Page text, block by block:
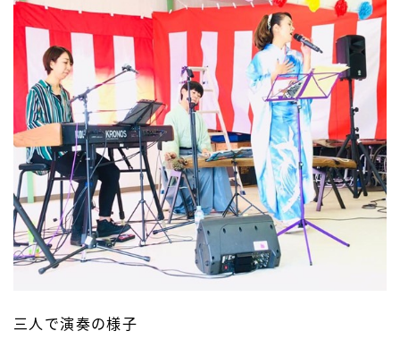
三人で演奏の様子